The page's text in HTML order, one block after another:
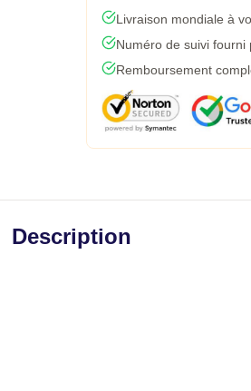
Livraison mondiale à
Numéro de suivi fourni
Remboursement
Description